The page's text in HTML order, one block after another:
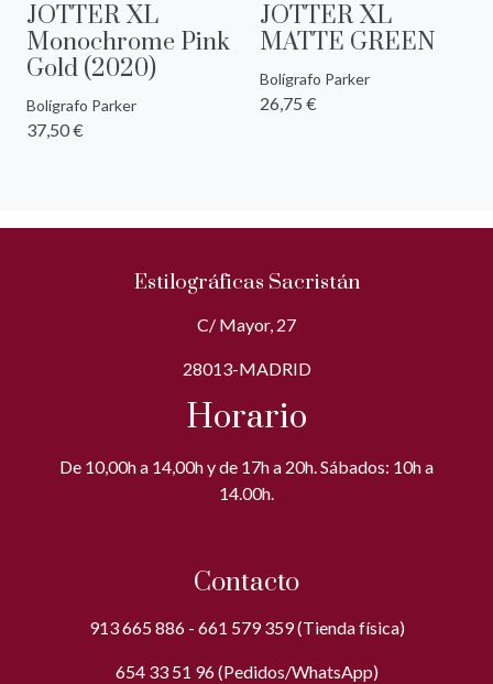
JOTTER XL
Monochrome Pink
Gold (2020)
Bolígrafo Parker
37,50 €
JOTTER XL
MATTE GREEN
Bolígrafo Parker
26,75 €
Estilográficas Sacristán
C/ Mayor, 27
28013-MADRID
Horario
De 10,00h a 14,00h y de 17h a 20h. Sábados: 10h a
14.00h.
Contacto
913 665 886 - 661 579 359 (Tienda física)
654 33 51 96 (Pedidos/WhatsApp)